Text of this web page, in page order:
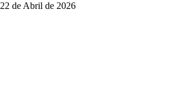
22 de Abril de 2026